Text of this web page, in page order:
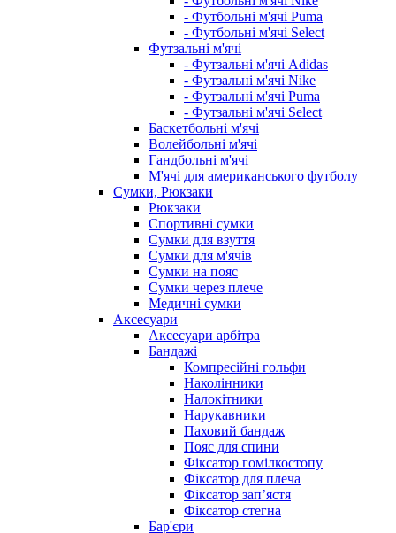
- Футбольні м'ячі Puma
- Футбольні м'ячі Select
Футзальні м'ячі
- Футзальні м'ячі Adidas
- Футзальні м'ячі Nike
- Футзальні м'ячі Puma
- Футзальні м'ячі Select
Баскетбольні м'ячі
Волейбольні м'ячі
Гандбольні м'ячі
М'ячі для американського футболу
Сумки, Рюкзаки
Рюкзаки
Спортивні сумки
Сумки для взуття
Сумки для м'ячів
Сумки на пояс
Сумки через плече
Медичні сумки
Аксесуари
Аксесуари арбітра
Бандажі
Компресійні гольфи
Наколінники
Налокітники
Нарукавники
Паховий бандаж
Пояс для спини
Фіксатор гомілкостопу
Фіксатор для плеча
Фіксатор запʼястя
Фіксатор стегна
Бар'єри